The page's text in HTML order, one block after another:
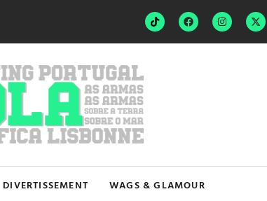
DIVERTISSEMENT WAGS & GLAMOUR